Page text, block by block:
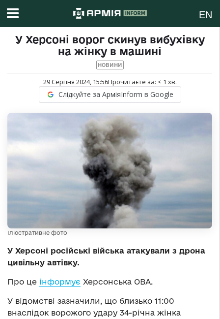
EN
У Херсоні ворог скинув вибухівку
на жінку в машині
НОВИНИ
29 Серпня 2024, 15:56Прочитаєте за: < 1 хв.
Слідкуйте за АрміяInform в Google
Ілюстративне фото
У Херсоні російські війська атакували з дрона
цивільну автівку.
Про це інформує Херсонська ОВА.
У відомстві зазначили, що близько 11:00
внаслідок ворожого удару 34-річна жінка